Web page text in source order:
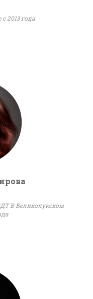
2013 года
В Великолукском